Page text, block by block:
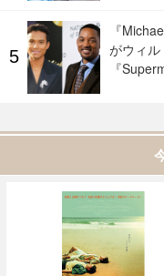
『
がウィル
『